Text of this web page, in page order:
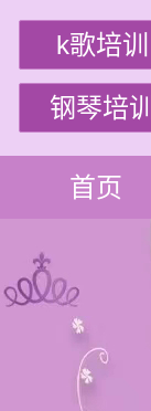
k歌培训
钢琴培训
首页